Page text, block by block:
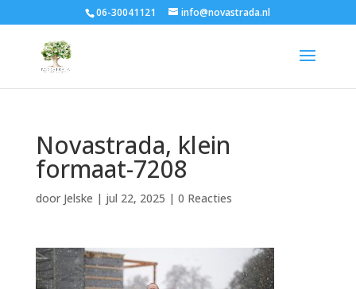
06-30041121 info@novastrada.nl
Novastrada, klein
formaat-7208
door Jelske | jul 22, 2025 | 0 Reacties